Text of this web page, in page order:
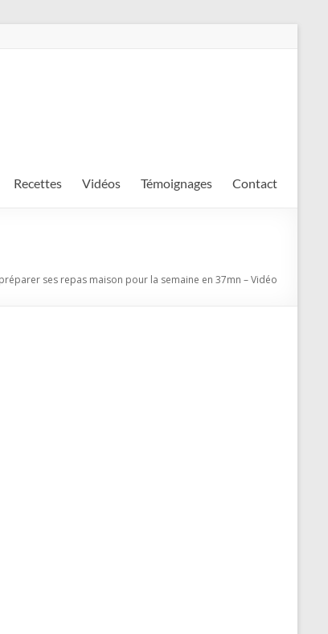
Recettes Vidéos Témoignages Contact
ses repas maison pour la semaine en 37mn – Vidéo